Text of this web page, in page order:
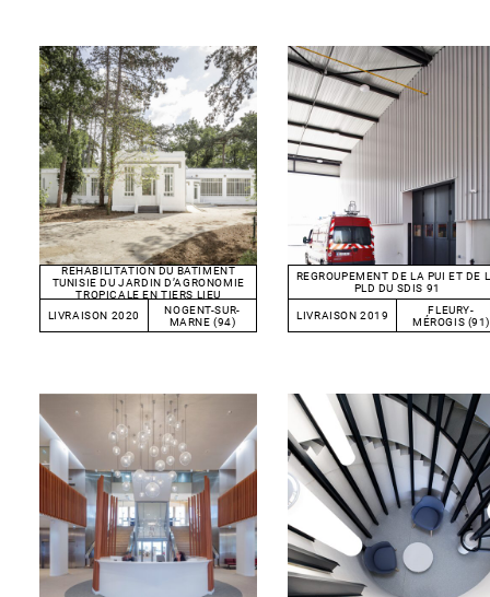
RÉHABILITATION DU BÂTIMENT
TUNISIE DU JARDIN D’AGRONOMIE
TROPICALE EN TIERS LIEU
LIVRAISON 2020
NOGENT-SUR-
MARNE (94)
REGROUPEMENT DE LA PUI ET DE
PLD DU SDIS 91
LIVRAISON 2019
FLEURY-
MÉROGIS (91)